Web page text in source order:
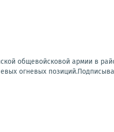
общевойсковой армии в
огневых